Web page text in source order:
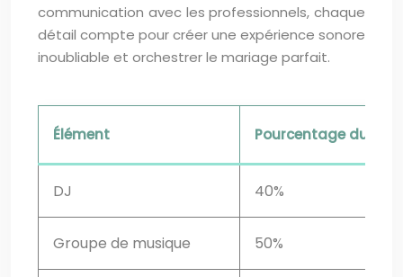
communication avec les professionnels, chaque
détail compte pour créer une expérience sonore
inoubliable et orchestrer le mariage parfait.
Élément Pourcentage du
DJ 40%
Groupe de musique 50%